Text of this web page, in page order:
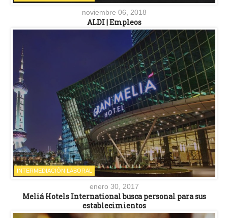
noviembre 06, 2018
ALDI | Empleos
INTERMEDIACIÓN LABORAL
enero 30, 2017
Meliá Hotels International busca personal para sus
establecimientos